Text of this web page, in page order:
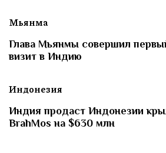
Мьянма
Глава Мьянмы совершил
визит в Индию
Индонезия
Индия продаст Индонезии
BrahMos на $630 млн